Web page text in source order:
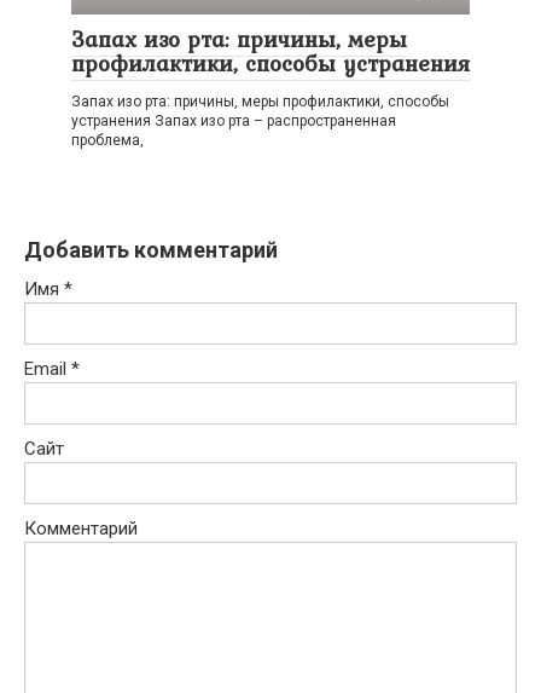
Запах изо рта: причины, меры
профилактики, способы устранения
Запах изо рта: причины, меры профилактики, способы
устранения Запах изо рта – распространенная
проблема,
Добавить комментарий
Имя *
Email *
Сайт
Комментарий